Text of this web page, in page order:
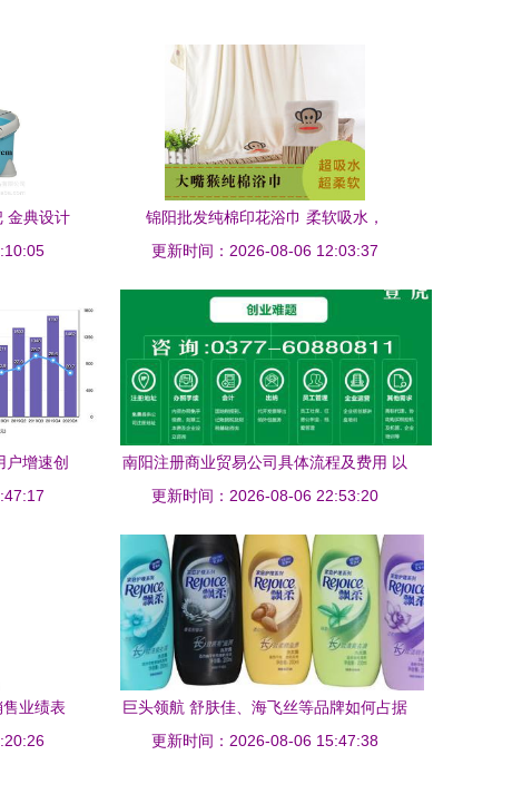
金典设计
锦阳批发纯棉印花浴巾 柔软吸水，
70×140cm品质之选——祥韵日用品伴您
更新时间：2026-08-06 12:03:37
增速创
引擎
南阳注册商业贸易公司具体流程及费用 以
日用百货销售为例
更新时间：2026-08-06 22:53:20
业绩表
巨头领航 舒肤佳、海飞丝等品牌如何占据
中国日用百货半壁江山
更新时间：2026-08-06 15:47:38